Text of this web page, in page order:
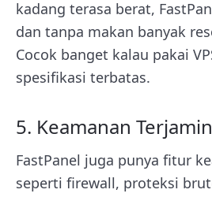
kadang terasa berat,
dan tanpa makan banyak
Cocok banget kalau pakai
spesifikasi terbatas.
5. Keamanan Terjamin
FastPanel juga punya fitur
seperti firewall, proteksi